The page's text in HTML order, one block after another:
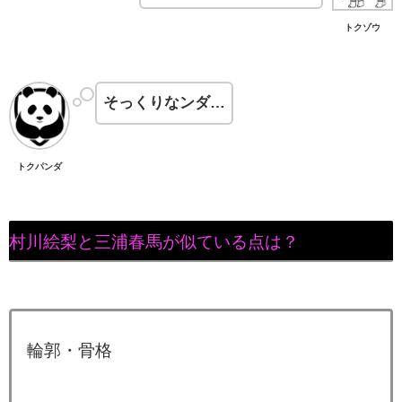
トクゾウ
トクパンダ
そっくりなンダ…
村川絵梨と三浦春馬が似ている点は？
輪郭・骨格